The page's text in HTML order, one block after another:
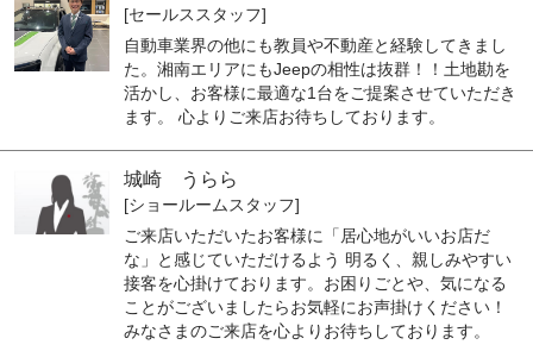
[セールススタッフ]
自動車業界の他にも教員や不動産と経験してきまし
た。湘南エリアにもJeepの相性は抜群！！土地勘を
活かし、お客様に最適な1台をご提案させていただき
ます。 心よりご来店お待ちしております。
城崎 うらら
[ショールームスタッフ]
ご来店いただいたお客様に「居心地がいいお店だ
な」と感じていただけるよう 明るく、親しみやすい
接客を心掛けております。お困りごとや、気になる
ことがございましたらお気軽にお声掛けください！
みなさまのご来店を心よりお待ちしております。